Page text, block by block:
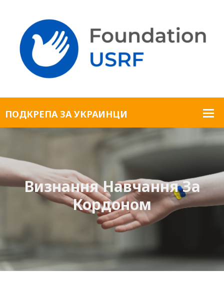
Визнання Навчання За
Кордоном